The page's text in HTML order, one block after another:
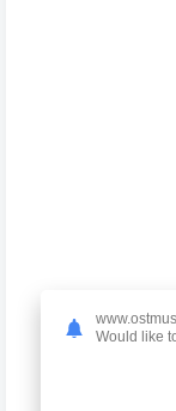
Would like